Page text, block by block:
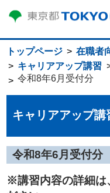
トップページ
在職者
キャリアアップ講習
令和8年6月受付分
キャリアアップ講
令和8年6月受付分
※講習内容の詳細は